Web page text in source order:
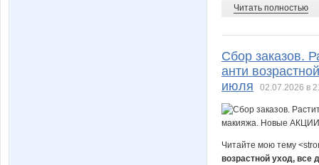
Читать полностью
Сбор заказов.
анти
июля
02.07.2026 в
Читайте мою тему
возрастной уход,